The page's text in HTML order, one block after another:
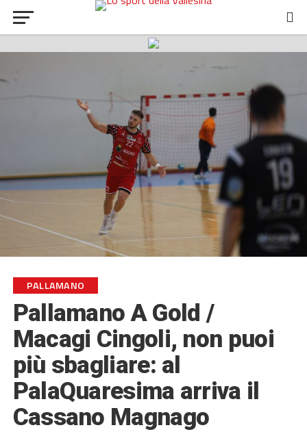
PALLAMANO
Pallamano A Gold /
Macagi Cingoli, non puoi
più sbagliare: al
PalaQuaresima arriva il
Cassano Magnago